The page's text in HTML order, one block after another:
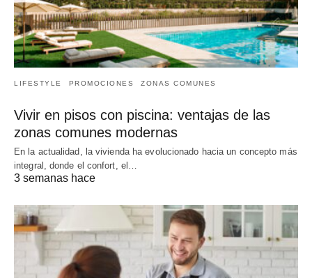
LIFESTYLE PROMOCIONES ZONAS COMUNES
Vivir en pisos con piscina: ventajas de las
zonas comunes modernas
En la actualidad, la vivienda ha evolucionado hacia un concepto más
integral, donde el confort, el…
3 semanas hace